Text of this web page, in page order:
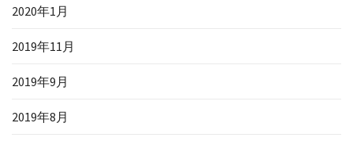
2020年1月
2019年11月
2019年9月
2019年8月